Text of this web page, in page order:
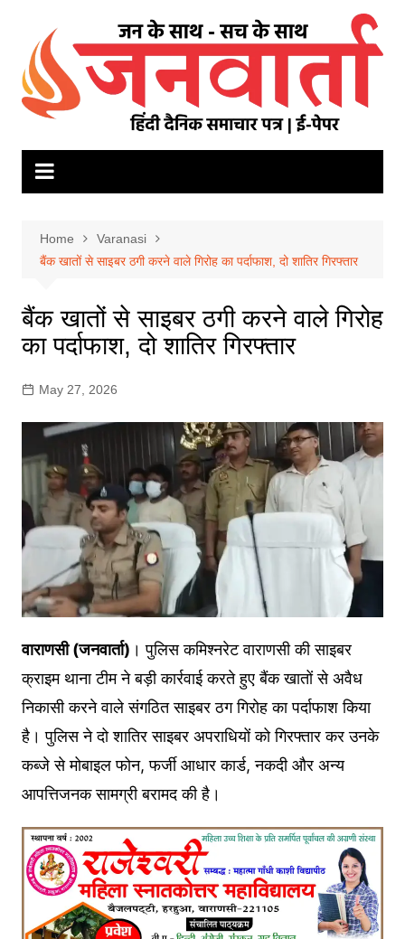
content
Home
Varanasi
बैंक खातों से साइबर ठगी करने वाले गिरोह का पर्दाफाश, दो शातिर गिरफ्तार
बैंक खातों से साइबर ठगी करने वाले गिरोह
का पर्दाफाश, दो शातिर गिरफ्तार
May 27, 2026
वाराणसी (जनवार्ता) । पुलिस कमिश्नरेट वाराणसी की साइबर
क्राइम थाना टीम ने बड़ी कार्रवाई करते हुए बैंक खातों से अवैध
निकासी करने वाले संगठित साइबर ठग गिरोह का पर्दाफाश किया
है। पुलिस ने दो शातिर साइबर अपराधियों को गिरफ्तार कर उनके
कब्जे से मोबाइल फोन, फर्जी आधार कार्ड, नकदी और अन्य
आपत्तिजनक सामग्री बरामद की है।